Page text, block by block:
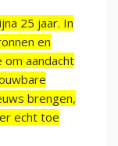
25 jaar. In
en
aandacht
brengen,
echt toe